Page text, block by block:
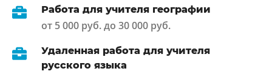
Работа для учителя географии
от 5 000 руб. до 30 000 руб.
Удаленная работа для учителя
русского языка